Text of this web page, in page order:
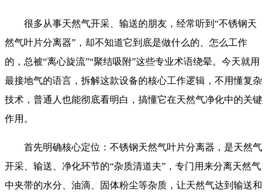
很多从事天然气开采、输送的朋友，经常听到“不锈钢天
然气叶片分离器”，却不知道它到底是做什么的、怎么工作
的，总被“离心旋流”“聚结吸附”这些专业术语绕晕。今天就用
最接地气的语言，拆解这款设备的核心工作逻辑，不用懂复杂
技术，普通人也能彻底看明白，搞懂它在天然气净化中的关键
作用。
首先明确核心定位：不锈钢天然气叶片分离器，是天然气
开采、输送、净化环节的“杂质清道夫”，专门用来分离天然气
中夹带的水分、油滴、固体粉尘等杂质，让天然气达到输送和